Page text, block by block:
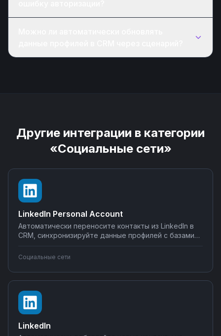
Другие интеграции в категории
«Социальные сети»
LinkedIn Personal Account
Автоматически переносите контакты из LinkedIn в
CRM, синхронизируйте данные профилей с базами
сообщениях в мессенджеры. Создавайте
инструментами на Nodul без программирования.
Социальные сети
LinkedIn